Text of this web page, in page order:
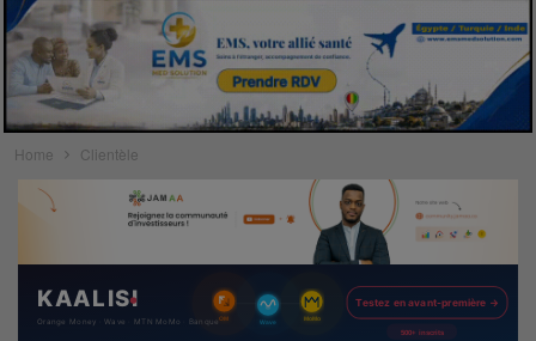
Home Clientèle